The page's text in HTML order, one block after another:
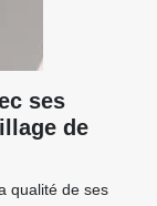
ses
de
qualité de ses